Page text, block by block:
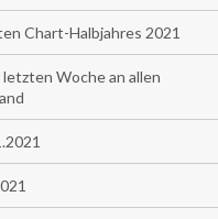
Chart-Halbjahres 2021
Woche an allen